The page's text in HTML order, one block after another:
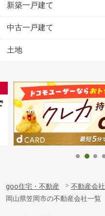
新築一戸建て
中古一戸建て
土地
goo住宅・不動産 不動産会社
岡山県笠岡市の不動産会社一覧